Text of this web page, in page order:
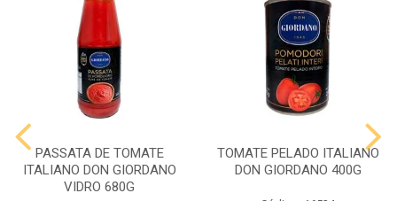
PASSATA DE TOMATE
ITALIANO DON GIORDANO
VIDRO 680G
TOMATE PELADO ITALIANO
DON GIORDANO 400G